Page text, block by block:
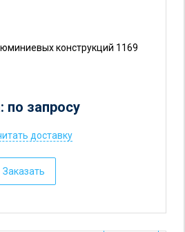
конструкций 1169
по запросу
доставку
Заказать